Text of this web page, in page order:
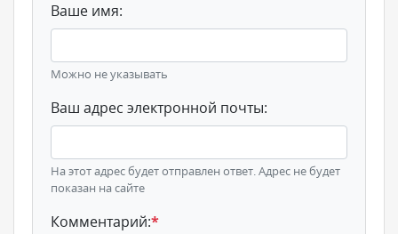
Ваше имя:
Можно не указывать
Ваш адрес электронной почты:
На этот адрес будет отправлен ответ. Адрес не будет
показан на сайте
Комментарий:*